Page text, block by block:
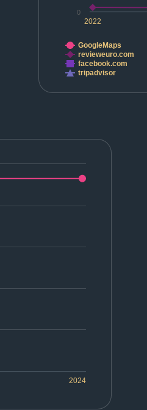
2022
0
GoogleMaps
revieweuro.com
facebook.com
tripadvisor
2024